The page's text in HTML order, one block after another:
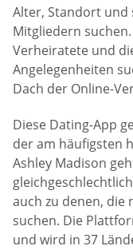
Alter, Standort und
Mitgliedern
Verheiratete und
Angelegenheiten
Dach der Online-
Diese Dating-App
der am häufigsten
Ashley Madison
auch zu denen, die
suchen. Die
und wird in 37